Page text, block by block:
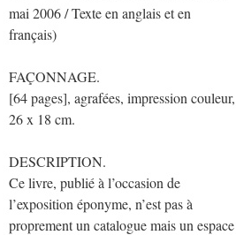
mai 2006 / Texte en anglais et en
français)
FAÇONNAGE.
[64 pages], agrafées, impression couleur,
26 x 18 cm.
DESCRIPTION.
Ce livre, publié à l’occasion de
l’exposition éponyme, n’est pas à
proprement un catalogue mais un espace